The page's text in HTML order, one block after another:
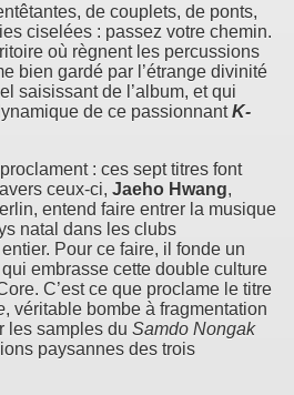
de couplets, de ponts,
ciselées : passez votre chemin.
où règnent les percussions
bien gardé par l’étrange divinité
saisissant de l’album, et qui
de ce passionnantK-
: ces sept titres font
ceux-ci, Jaeho Hwang,
entend faire entrer la musique
natal dans les clubs
Pour ce faire, il fonde un
embrasse cette double culture
C’est ce que proclame le titre
, véritable bombe à fragmentation
les samples du Samdo Nongak
paysannes des trois